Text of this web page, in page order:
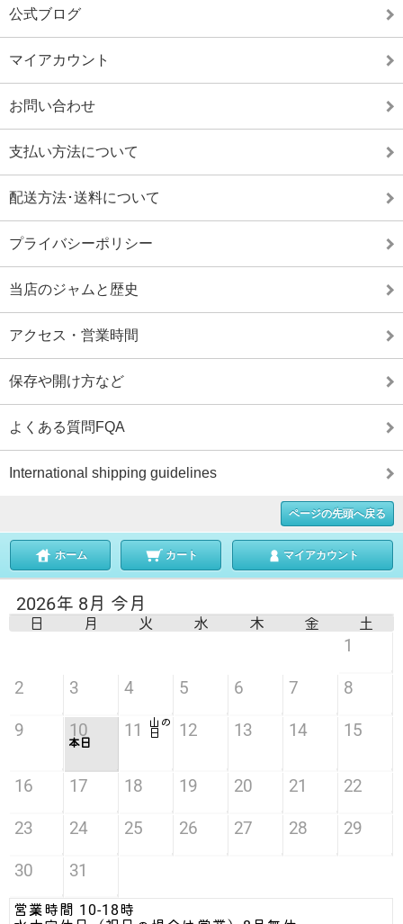
公式ブログ
マイアカウント
お問い合わせ
支払い方法について
配送方法･送料について
プライバシーポリシー
当店のジャムと歴史
アクセス・営業時間
保存や開け方など
よくある質問FQA
International shipping guidelines
ページの先頭へ戻る
ホーム カート マイアカウント